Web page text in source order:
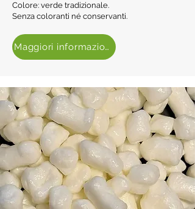
Colore: verde tradizionale.
Senza coloranti né conservanti.
Maggiori informazioni